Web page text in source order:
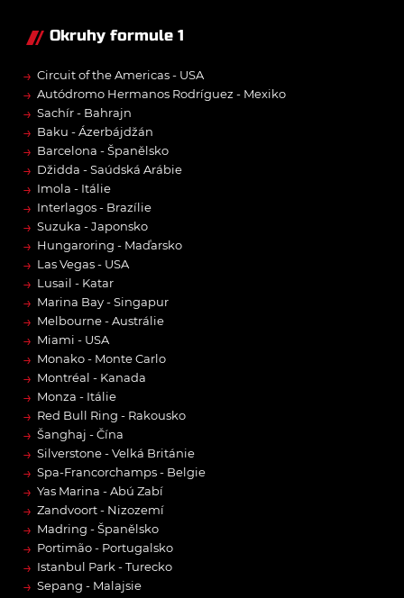
Okruhy formule 1
→ Circuit of the Americas - USA
→ Autódromo Hermanos Rodríguez - Mexiko
→ Sachír - Bahrajn
→ Baku - Ázerbájdžán
→ Barcelona - Španělsko
→ Džidda - Saúdská Arábie
→ Imola - Itálie
→ Interlagos - Brazílie
→ Suzuka - Japonsko
→ Hungaroring - Maďarsko
→ Las Vegas - USA
→ Lusail - Katar
→ Marina Bay - Singapur
→ Melbourne - Austrálie
→ Miami - USA
→ Monako - Monte Carlo
→ Montréal - Kanada
→ Monza - Itálie
→ Red Bull Ring - Rakousko
→ Šanghaj - Čína
→ Silverstone - Velká Británie
→ Spa-Francorchamps - Belgie
→ Yas Marina - Abú Zabí
→ Zandvoort - Nizozemí
→ Madring - Španělsko
→ Portimão - Portugalsko
→ Istanbul Park - Turecko
→ Sepang - Malajsie